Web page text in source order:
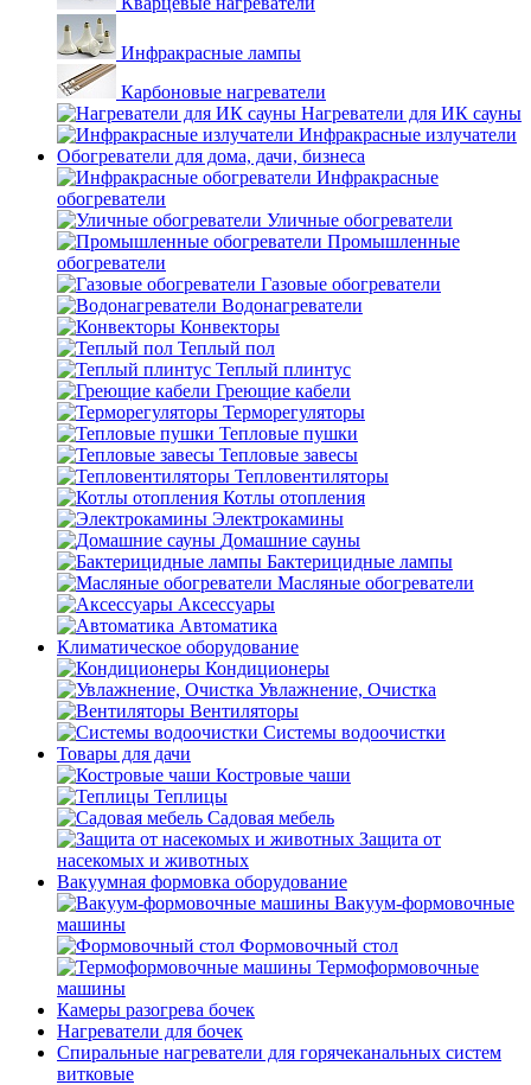
Инфракрасные лампы
Карбоновые нагреватели
Нагреватели для ИК сауны
Инфракрасные излучатели
Обогреватели для дома, дачи, бизнеса
Инфракрасные
обогреватели
Уличные обогреватели
Промышленные
обогреватели
Газовые обогреватели
Водонагреватели
Конвекторы
Теплый пол
Теплый плинтус
Греющие кабели
Терморегуляторы
Тепловые пушки
Тепловые завесы
Тепловентиляторы
Котлы отопления
Электрокамины
Домашние сауны
Бактерицидные лампы
Масляные обогреватели
Аксессуары
Автоматика
Климатическое оборудование
Кондиционеры
Увлажнение, Очистка
Вентиляторы
Системы водоочистки
Товары для дачи
Костровые чаши
Теплицы
Садовая мебель
Защита от
насекомых и животных
Вакуумная формовка оборудование
Вакуум-формовочные
машины
Формовочный стол
Термоформовочные
машины
Камеры разогрева бочек
Нагреватели для бочек
Спиральные нагреватели для горячеканальных систем
витковые